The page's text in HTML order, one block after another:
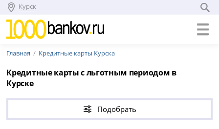
Курск
Главная Кредитные карты Курска
Кредитные карты с льготным периодом в
Курске
Подобрать